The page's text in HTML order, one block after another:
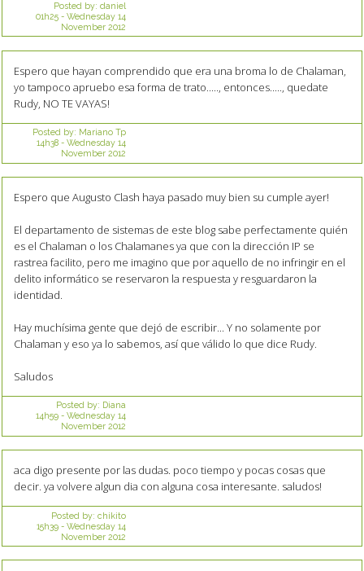
Posted by: daniel
01h25- Wednesday 14
November 2012
Espero que hayan comprendido que era una broma lo de Chalaman,
yo tampoco apruebo esa forma de trato....., entonces....., quedate
Rudy, NO TE VAYAS!
Posted by: Mariano Tp
14h38- Wednesday 14
November 2012
Espero que Augusto Clash haya pasado muy bien su cumple ayer!
El departamento de sistemas de este blog sabe perfectamente quién
es el Chalaman o los Chalamanes ya que con la dirección IP se
rastrea facilito, pero me imagino que por aquello de no infringir en el
delito informático se reservaron la respuesta y resguardaron la
identidad.
Hay muchísima gente que dejó de escribir... Y no solamente por
Chalaman y eso ya lo sabemos, así que válido lo que dice Rudy.
Saludos
Posted by: Diana
14h59- Wednesday 14
November 2012
aca digo presente por las dudas. poco tiempo y pocas cosas que
decir. ya volvere algun dia con alguna cosa interesante. saludos!
Posted by: chikito
15h39- Wednesday 14
November 2012